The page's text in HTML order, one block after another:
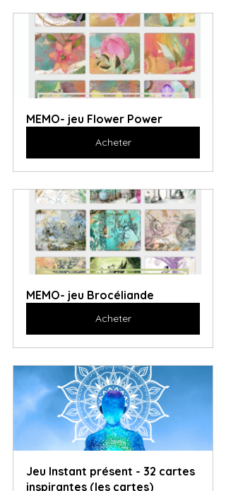
MEMO- jeu Flower Power
Acheter
MEMO- jeu Brocéliande
Acheter
Jeu Instant présent - 32 cartes
inspirantes (les cartes)